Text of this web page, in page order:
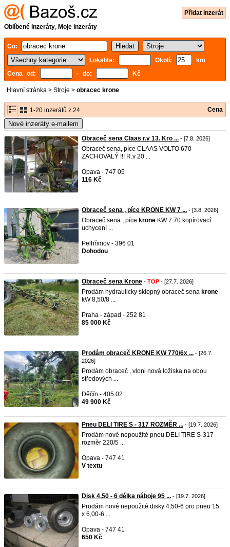
Přidat inzerát
Oblíbené inzeráty, Moje inzeráty
Co:
Lokalita:
Okolí:
km
Cena od:
- do: Kč
Hlavní stránka > Stroje > obracec krone
1-20 inzerátů z 24 Cena
Nové inzeráty e-mailem
Obraceč sena Claas r.v 13. Kro ... - [7.8. 2026]
Obraceč sena, píce CLAAS VOLTO 670
ZACHOVALÝ !!! R.v 20 ...
Opava - 747 05
116 Kč
Obraceč sena , píce KRONE KW 7 ... - [3.8. 2026]
Obraceč sena , píce krone KW 7.70 kopírovací
uchycení ...
Pelhřimov - 396 01
Dohodou
Obraceč sena Krone - TOP - [27.7. 2026]
Prodám hydraulicky sklopný obraceč sena krone
kW 8,50/8 ...
Praha - západ - 252 81
85 000 Kč
Prodám obraceč KRONE KW 770/6x ... - [26.7.
2026]
Prodám obraceč , vloni nová ložiska na obou
středových ...
Děčín - 405 02
49 900 Kč
Pneu DELI TIRE S - 317 ROZMĚR ... - [19.7. 2026]
Prodám nové nepoužité pneu DELI TIRE S-317
rozměr 220/5 ...
Opava - 747 41
V textu
Disk 4,50 - 6 délka náboje 95 ... - [19.7. 2026]
Prodám nové nepoužité disky 4,50-6 pro pneu 15
x 6,00-6 ...
Opava - 747 41
650 Kč